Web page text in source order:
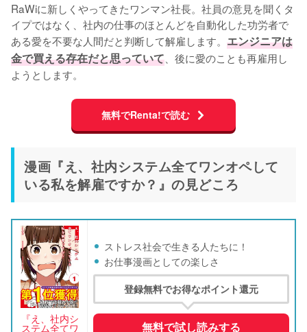
RaWiに新しくやってきたワンマン社長。社員の意見を聞くタ
イプではなく、社内の仕事のほとんどを自動化した功労者で
ある愛を不要な人間だと判断して解雇します。 エンジニアは
金で買える存在だと思っていて 、後に愛のことも再雇用し
ようとします。
無料でRenta!で読む
漫画『え、社内システム全てワンオペして
いる私を解雇ですか？』の見どころ
『え、社内シ
ステム全てワ
ストレス社会で生きる人たちに！
お仕事漫画としての楽しさ
登録無料でお得なポイント還元
無料で試し読みする